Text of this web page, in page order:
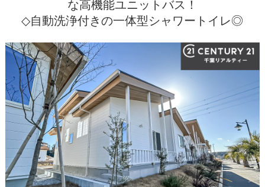
な高機能ユニットバス！
◇自動洗浄付きの一体型シャワートイレ◎